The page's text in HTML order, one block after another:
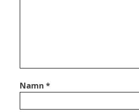
Namn *